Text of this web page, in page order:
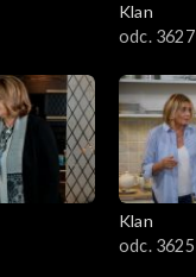
Klan
odc. 3627
Klan
odc. 3625